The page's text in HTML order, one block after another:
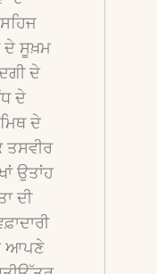
ਦੇ ਸੂਖ਼ਮ
ਦੇ
ਦੇ
ਦੇ
ਤਸਵੀਰ
ਉਤਾਂਹ
ਦੀ
ਆਪਣੇ